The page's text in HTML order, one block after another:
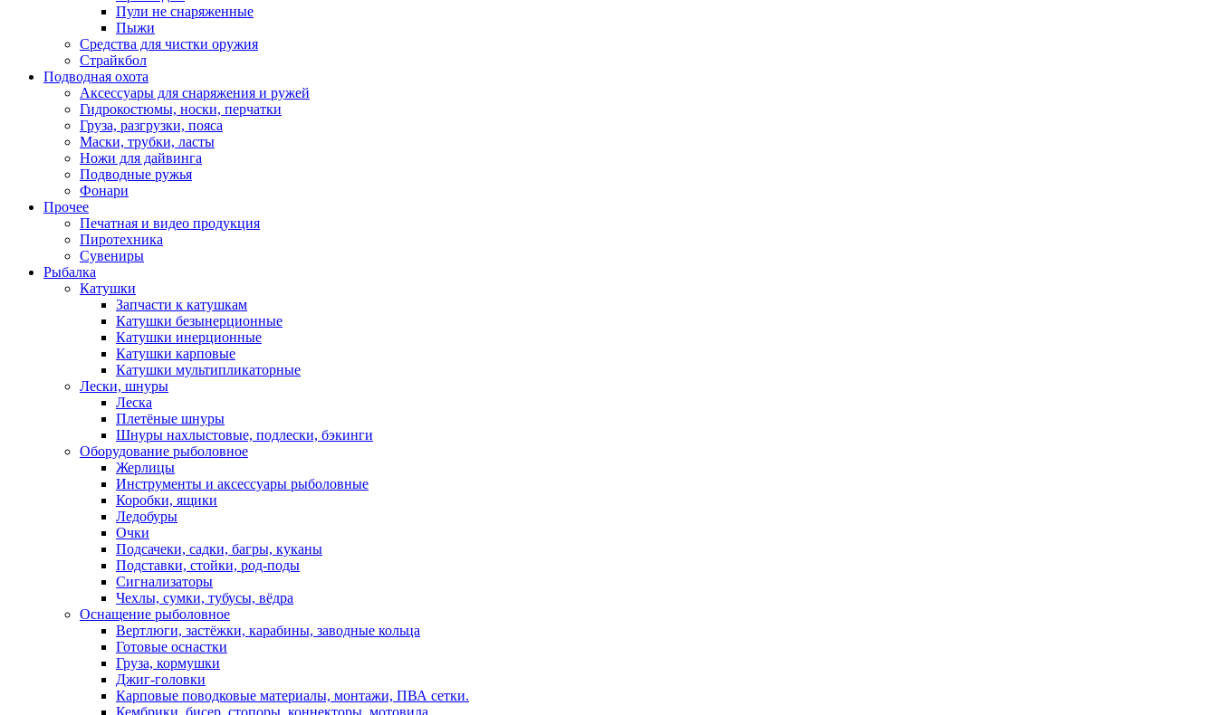
Пули не снаряженные
Пыжи
Средства для чистки оружия
Страйкбол
Подводная охота
Аксессуары для снаряжения и ружей
Гидрокостюмы, носки, перчатки
Груза, разгрузки, пояса
Маски, трубки, ласты
Ножи для дайвинга
Подводные ружья
Фонари
Прочее
Печатная и видео продукция
Пиротехника
Сувениры
Рыбалка
Катушки
Запчасти к катушкам
Катушки безынерционные
Катушки инерционные
Катушки карповые
Катушки мультипликаторные
Лески, шнуры
Леска
Плетёные шнуры
Шнуры нахлыстовые, подлески, бэкинги
Оборудование рыболовное
Жерлицы
Инструменты и аксессуары рыболовные
Коробки, ящики
Ледобуры
Очки
Подсачеки, садки, багры, куканы
Подставки, стойки, род-поды
Сигнализаторы
Чехлы, сумки, тубусы, вёдра
Оснащение рыболовное
Вертлюги, застёжки, карабины, заводные кольца
Готовые оснастки
Груза, кормушки
Джиг-головки
Карповые поводковые материалы, монтажи, ПВА сетки.
Кембрики, бисер, стопоры, коннекторы, мотовила